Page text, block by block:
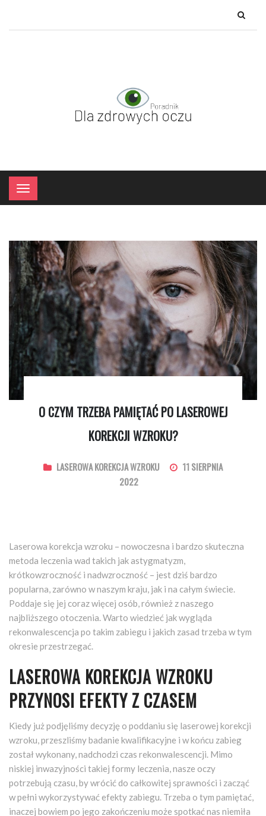
×
Menu
O CZYM TRZEBA PAMIĘTAĆ PO LASEROWEJ
KOREKCJI WZROKU?
LASEROWA KOREKCJA WZROKU
11 SIERPNIA
2022
Laserowa korekcja wzroku – nowoczesna i bardzo skuteczna
metoda leczenia wad takich jak astygmatyzm,
krótkowzroczność i nadwzroczność – jest dziś bardzo
popularna, zarówno w naszym kraju, jak i na całym świecie.
Poddaje się jej coraz więcej osób, również z naszego
najbliższego otoczenia. Warto wiedzieć jak wygląda
rekonwalescencja po takim zabiegu i jakich zasad trzeba w tym
okresie przestrzegać.
LASEROWA KOREKCJA WZROKU
PRZYNOSI EFEKTY Z CZASEM
Kiedy już podjęliśmy decyzję o poddaniu się laserowej korekcji
wzroku, przeszliśmy badanie kwalifikacyjne i w końcu zabieg
został wykonany, nadchodzi czas rekonwalescencji. Mimo
niskiej inwazyjności takiej formy leczenia, nasze oczy
potrzebują czasu, by wrócić do całkowitej sprawności i zacząć
w pełni wykorzystywać efekty zabiegu. Trzeba o tym pamiętać,
inaczej bowiem po jego zakończeniu może spotkać nas niemiła